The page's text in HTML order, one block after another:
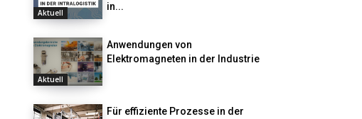
Aktuell
in...
Aktuell
Anwendungen von
Elektromagneten in der Industrie
Für effiziente Prozesse in der